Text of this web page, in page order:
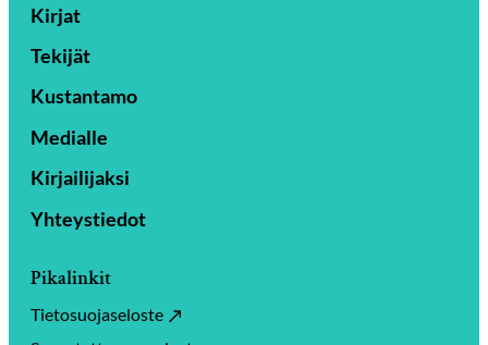
Kirjat
Tekijät
Kustantamo
Medialle
Kirjailijaksi
Yhteystiedot
Pikalinkit
Tietosuojaseloste